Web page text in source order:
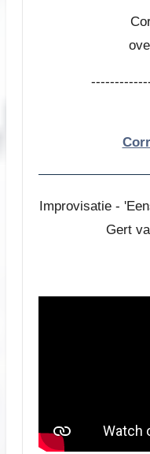
Improvisatie -
Gert